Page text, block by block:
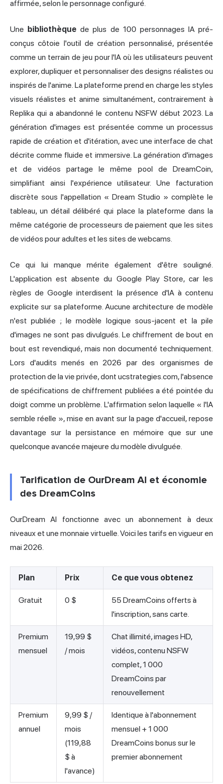
affirmée, selon le personnage configuré.
Une bibliothèque de plus de 100 personnages IA pré-
conçus côtoie l'outil de création personnalisé, présentée
comme un terrain de jeu pour l'IA où les utilisateurs peuvent
explorer, dupliquer et personnaliser des designs réalistes ou
inspirés de l'anime. La plateforme prend en charge les styles
visuels réalistes et anime simultanément, contrairement à
Replika qui a abandonné le contenu NSFW début 2023. La
génération d'images est présentée comme un processus
rapide de création et d'itération, avec une interface de chat
décrite comme fluide et immersive. La génération d'images
et de vidéos partage le même pool de DreamCoin,
simplifiant ainsi l'expérience utilisateur. Une facturation
discrète sous l'appellation « Dream Studio » complète le
tableau, un détail délibéré qui place la plateforme dans la
même catégorie de processeurs de paiement que les sites
de vidéos pour adultes et les sites de webcams.
Ce qui lui manque mérite également d'être souligné.
L'application est absente du Google Play Store, car les
règles de Google interdisent la présence d'IA à contenu
explicite sur sa plateforme. Aucune architecture de modèle
n'est publiée ; le modèle logique sous-jacent et la pile
d'images ne sont pas divulgués. Le chiffrement de bout en
bout est revendiqué, mais non documenté techniquement.
Lors d'audits menés en 2026 par des organismes de
protection de la vie privée, dont ucstrategies.com, l'absence
de spécifications de chiffrement publiées a été pointée du
doigt comme un problème. L'affirmation selon laquelle « l'IA
semble réelle », mise en avant sur la page d'accueil, repose
davantage sur la persistance en mémoire que sur une
quelconque avancée majeure du modèle divulguée.
Tarification de OurDream AI et économie
des DreamCoins
OurDream AI fonctionne avec un abonnement à deux
niveaux et une monnaie virtuelle. Voici les tarifs en vigueur en
mai 2026.
Plan Prix Ce que vous obtenez
Gratuit 0 $
55 DreamCoins offerts à
l'inscription, sans carte.
Premium
mensuel
19,99 $
/ mois
Chat illimité, images HD,
vidéos, contenu NSFW
complet, 1 000
DreamCoins par
renouvellement
Premium
annuel
9,99 $ /
mois
(119,88
$ à
l'avance)
Identique à l'abonnement
mensuel + 1 000
DreamCoins bonus sur le
premier abonnement